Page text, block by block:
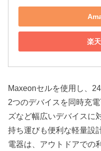
楽
Maxeonセルを使用し、
2つのデバイスを同時充
ズなど幅広いデバイスに
持ち運びも便利な軽量設
電器は、アウトドアでの